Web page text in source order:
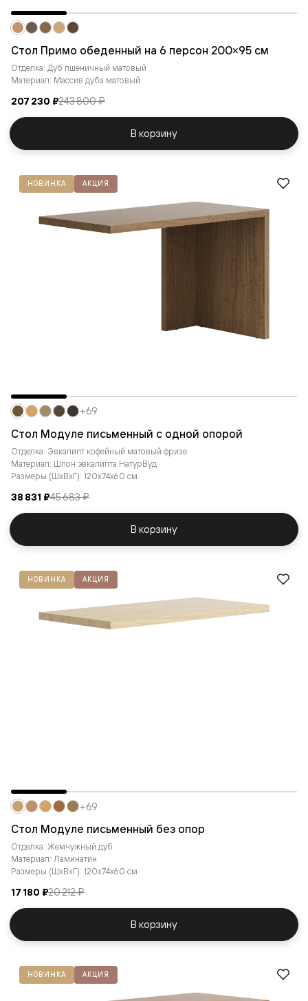
Стол Примо обеденный на 6 персон 200×95 см
Отделка: Дуб пшеничный матовый
Материал: Массив дуба матовый
207 230 ₽243 800 ₽
В корзину
НОВИНКА АКЦИЯ
Стол Модуле письменный с одной опорой
Отделка: Эвкалипт кофейный матовый фризе
Материал: Шпон эвкалипта НатурВуд
Размеры (ШxВxГ): 120x74x60 см
38 831 ₽45 683 ₽
+69
В корзину
НОВИНКА АКЦИЯ
Стол Модуле письменный без опор
Отделка: Жемчужный дуб
Материал: Ламинатин
Размеры (ШxВxГ): 120x74x60 см
17 180 ₽20 212 ₽
+69
В корзину
НОВИНКА АКЦИЯ